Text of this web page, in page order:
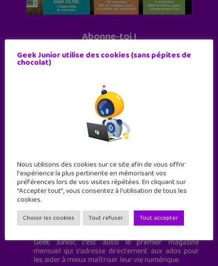
Abonne-toi !
11 numéros par an
Geek Junior est le premier site de culture numérique
à destination des adolescents.
Geek Junior, c’est aussi le premier magazine
mensuel qui s’adresse directement aux ados pour
les aider à mieux maîtriser leur vie numérique.
Geek Junior utilise des cookies (sans pépites de
chocolat)
Nous utilisons des cookies sur ce site afin de vous offrir
l'expérience la plus pertinente en mémorisant vos
préférences lors de vos visites répétées. En cliquant sur
"Accepter tout", vous consentez à l'utilisation de tous les
cookies.
Choisir les cookies Tout refuser Tout accepter